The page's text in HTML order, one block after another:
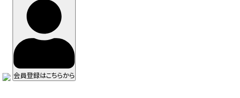
会員登録はこちらから